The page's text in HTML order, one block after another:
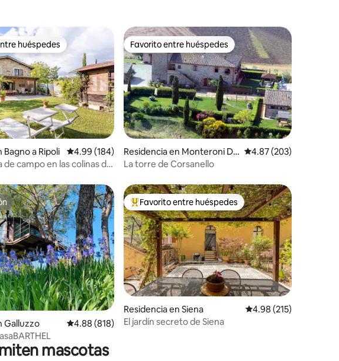
5; 160 evaluaciones
en Favorito entre huéspedes
huéspedes
Bagno a Ripoli Calificación promedio: 4.99 de 5; 184 evaluaciones
4.99 (184)
de campo en las colinas de
Favorito entre huéspedes
Favorito entre huéspedes
Residencia en Monteroni D'a
rbia
Calificación promedio:
4.87 (203)
La torre de Corsanello
5; 178 evaluaciones
Galluzzo Calificación promedio: 4.88 de 5; 818 evaluaciones
4.88 (818)
De los mejores en Favorito entre huéspedes
Favorito entre huéspedes
Residencia en Siena Calificación promedio:
4.98 (215)
El jardín secreto de Siena
mascotas